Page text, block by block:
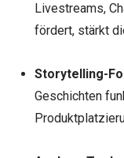
Livestreams,
fördert, stärkt
Storytelling-
Geschichten